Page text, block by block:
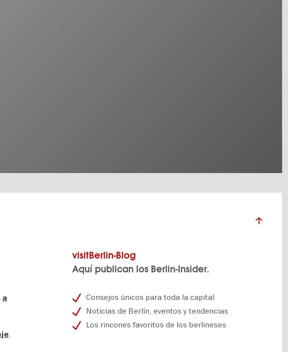
a
,
visitBerlin-Blog
Aquí publican los Berlin-Insider.
Consejos únicos para toda la capital
Noticias de Berlín, eventos y tendencias
Los rincones favoritos de los berlineses